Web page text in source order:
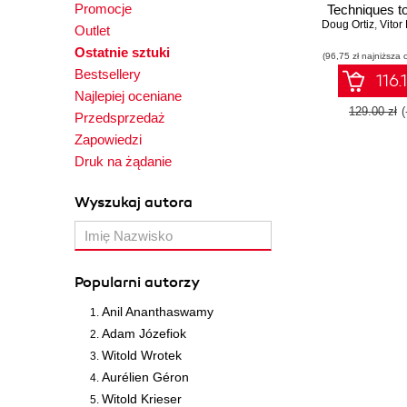
Promocje
Outlet
Ostatnie sztuki
Bestsellery
Najlepiej oceniane
Przedsprzedaż
Zapowiedzi
Druk na żądanie
Wyszukaj autora
Popularni autorzy
Anil Ananthaswamy
Adam Józefiok
Witold Wrotek
Aurélien Géron
Witold Krieser
Techniques
data
analytical
R
Doug Ortiz, Vitor
(96,75 zł najniższa
129.00 zł